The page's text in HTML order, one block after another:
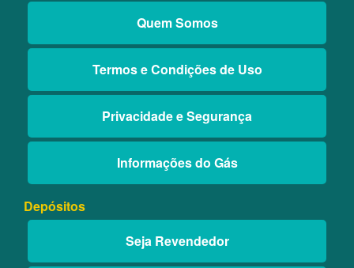
Quem Somos
Termos e Condições de Uso
Privacidade e Segurança
Informações do Gás
Depósitos
Seja Revendedor